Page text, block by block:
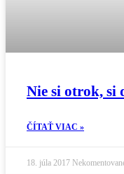
Nie si otrok, si
ČÍTAŤ VIAC »
18. júla 2017